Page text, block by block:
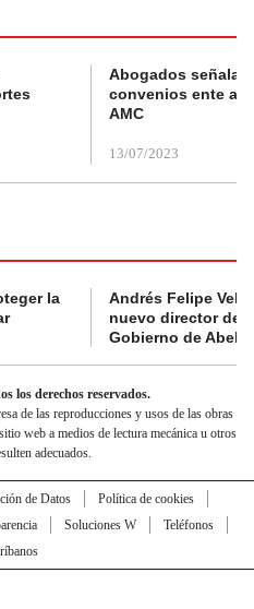
Abogados
convenios ente
AMC
13/07/2023
la
Andrés Felipe
nuevo director de
Gobierno de
los derechos reservados.
de las reproducciones y usos de las obras
web a medios de lectura mecánica u otros
adecuados.
de Datos
Política de cookies
Soluciones W
Teléfonos